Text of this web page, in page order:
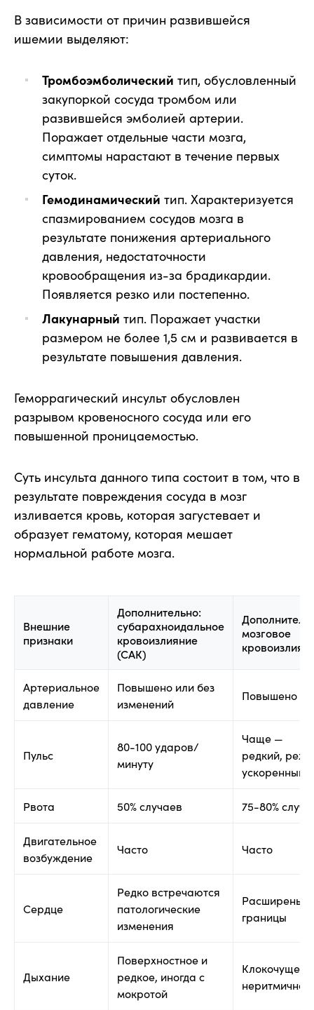
В зависимости от причин развившейся
ишемии выделяют:
Тромбоэмболический тип, обусловленный
закупоркой сосуда тромбом или
развившейся эмболией артерии.
Поражает отдельные части мозга,
симптомы нарастают в течение первых
суток.
Гемодинамический тип. Характеризуется
спазмированием сосудов мозга в
результате понижения артериального
давления, недостаточности
кровообращения из-за брадикардии.
Появляется резко или постепенно.
Лакунарный тип. Поражает участки
размером не более 1,5 см и развивается в
результате повышения давления.
Геморрагический инсульт обусловлен
разрывом кровеносного сосуда или его
повышенной проницаемостью.
Суть инсульта данного типа состоит в том, что в
результате повреждения сосуда в мозг
изливается кровь, которая загустевает и
образует гематому, которая мешает
нормальной работе мозга.
Внешние
признаки
Дополнительно:
субарахноидальное
кровоизлияние
(САК)
мозговое
Артериальное
давление
Повышено или без
изменений
Повышено
Пульс
80-100 ударов/
минуту
Чаще —
редкий,
ускоренный
Рвота 50% случаев 75-80%
Двигательное
возбуждение
Часто Часто
Сердце
Редко встречаются
патологические
изменения
Расширены
границы
Дыхание
Поверхностное и
редкое, иногда с
мокротой
Клокочущее
неритмичное